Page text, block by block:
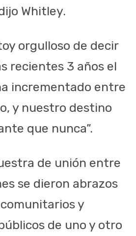
Whitley.
orgulloso de decir
recientes 3 años el
incrementado entre
y nuestro destino
que nunca”.
de unión entre
se dieron abrazos
y
de uno y otro